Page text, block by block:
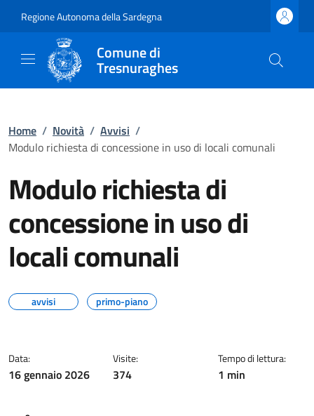
Regione Autonoma della Sardegna
Comune di
Tresnuraghes
Home / Novità / Avvisi /
Modulo richiesta di concessione in uso di locali comunali
Modulo richiesta di
concessione in uso di
locali comunali
avvisi primo-piano
Data:
16 gennaio 2026
Visite:
374
Tempo di lettura:
1 min